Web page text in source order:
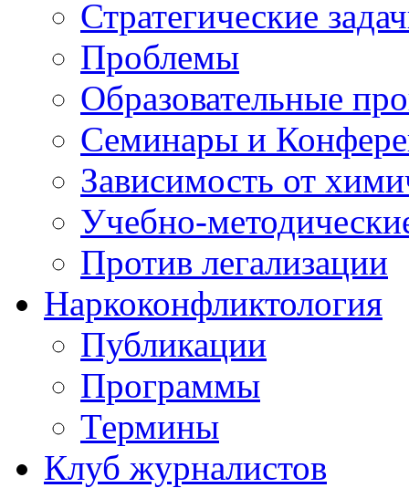
Стратегические
Проблемы
Образовательные
Семинары и
Зависимость от
Учебно-
Против легализации
Наркоконфликтология
Публикации
Программы
Термины
Клуб журналистов